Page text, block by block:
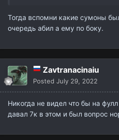
Тогда вспомни какие сумоны
очередь абил а ему по боку.
Zavtranacinaiu
Posted July 29, 2022
Никогда не видел что бы на
давал 7к в этом и был вопрос